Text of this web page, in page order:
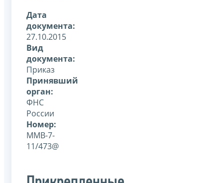
Дата
документа:
27.10.2015
Вид
документа:
Приказ
Принявший
орган:
ФНС
России
Номер:
ММВ-7-
11/473@